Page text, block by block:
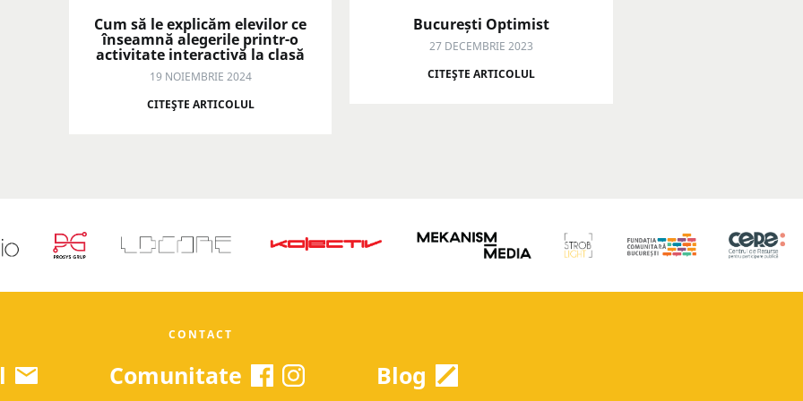
Cum să le explicăm elevilor ce
înseamnă alegerile printr-o
activitate interactivă la clasă
19 NOIEMBRIE 2024
CITEŞTE ARTICOLUL
București Optimist
27 DECEMBRIE 2023
CITEŞTE ARTICOLUL
CONTACT
Comunitate Blog